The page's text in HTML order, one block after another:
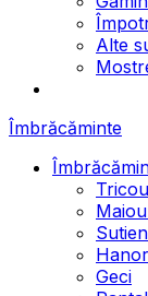
Alte
Îmbrăcăminte
Geci